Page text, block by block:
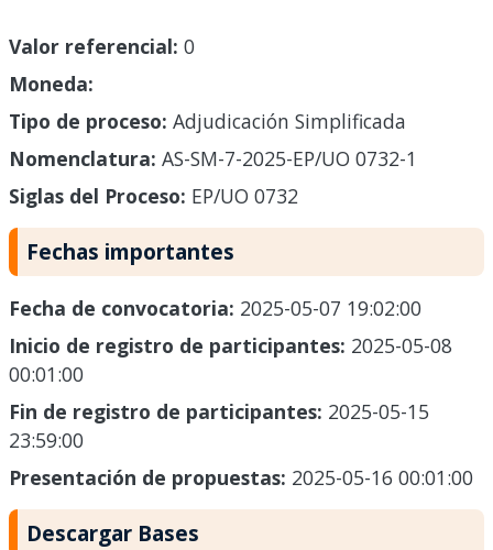
Valor referencial: 0
Moneda:
Tipo de proceso: Adjudicación Simplificada
Nomenclatura: AS-SM-7-2025-EP/UO 0732-1
Siglas del Proceso: EP/UO 0732
Fechas importantes
Fecha de convocatoria: 2025-05-07 19:02:00
Inicio de registro de participantes: 2025-05-08
00:01:00
Fin de registro de participantes: 2025-05-15
23:59:00
Presentación de propuestas: 2025-05-16 00:01:00
Descargar Bases